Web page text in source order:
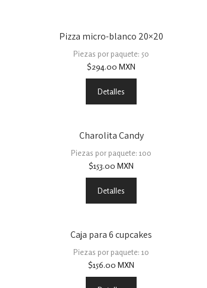
Pizza micro-blanco 20×20
Piezas por paquete: 50
$294.00 MXN
Detalles
Charolita Candy
Piezas por paquete: 100
$153.00 MXN
Detalles
Caja para 6 cupcakes
Piezas por paquete: 10
$156.00 MXN